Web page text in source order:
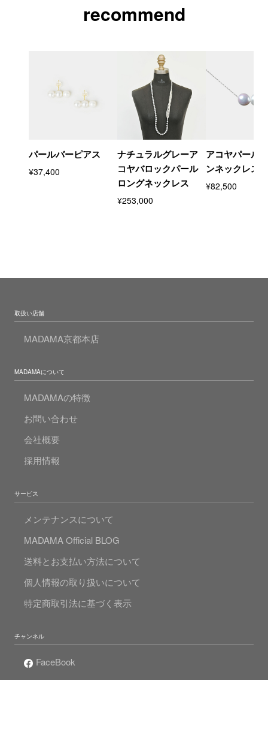
recommend
パールバーピアス
¥37,400
ナチュラルグレーア
コヤバロックパール
ロングネックレス
¥253,000
アコヤパール
ンネックレス
¥82,500
取扱い店舗
MADAMA京都本店
MADAMAについて
MADAMAの特徴
お問い合わせ
会社概要
採用情報
サービス
メンテナンスについて
MADAMA Official BLOG
送料とお支払い方法について
個人情報の取り扱いについて
特定商取引法に基づく表示
チャンネル
FaceBook
Instagram